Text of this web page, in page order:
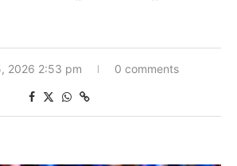
2026 2:53 pm 0 comments